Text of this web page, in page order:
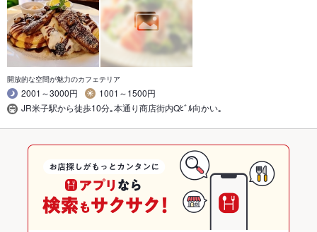
開放的な空間が魅力のカフェテリア
2001～3000円
1001～1500円
JR米子駅から徒歩10分｡本通り商店街内Qﾋﾞﾙ向かい｡